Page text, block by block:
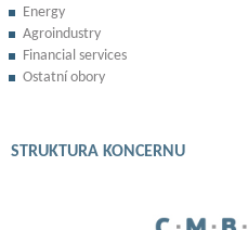
Energy
Agroindustry
Financial services
Ostatní obory
STRUKTURA KONCERNU